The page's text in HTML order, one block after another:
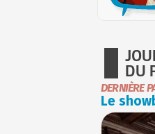
DU
DERNIÈRE
Le